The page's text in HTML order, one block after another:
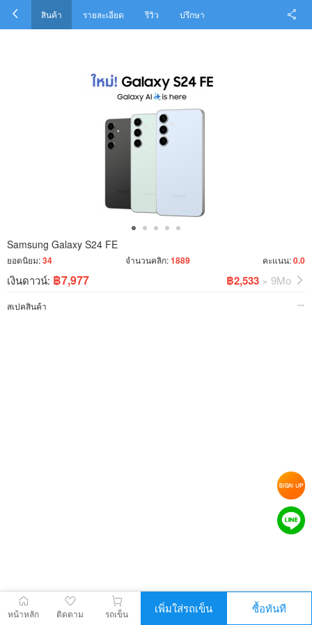
สินค้า รายละเอียด รีวิว ปรึกษา
Samsung Galaxy S24 FE
ยอดนิยม:34 จำนวนคลิก:1889 คะแนน:0.0
เงินดาวน์: ฿7,977 ฿2,533 × 9Mo
สเปคสินค้า
หน้าหลัก ติดตาม รถเข็น เพิ่มใส่รถเข็น ซื้อทันที